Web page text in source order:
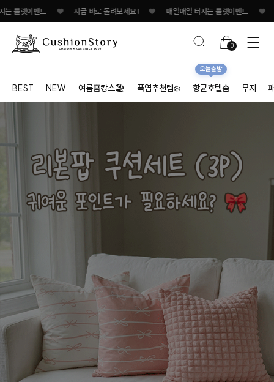
벤트 ♥ 지금 바로 돌려보세요! ♥ 매일매일 터지는 룰렛이벤트 ♥ 지금
0
BEST NEW 여름홈캉스🏖 폭염추천템❄️ 항균호텔솜
오늘출발
무지